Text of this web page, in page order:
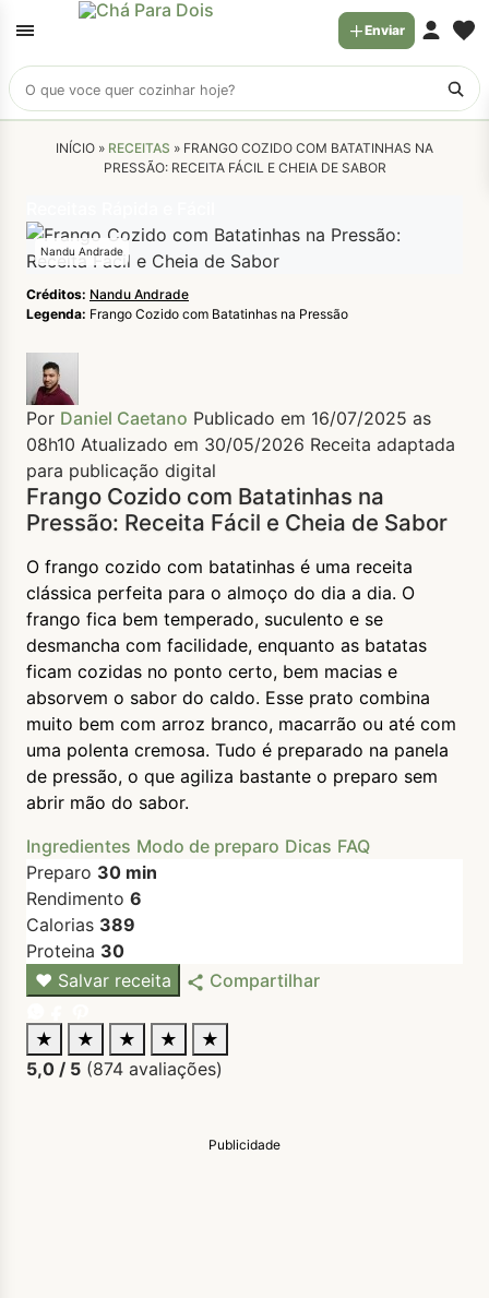
Buscar
receitas
Enviar
INÍCIO » RECEITAS » FRANGO COZIDO COM BATATINHAS NA
PRESSÃO: RECEITA FÁCIL E CHEIA DE SABOR
Nandu Andrade
Créditos: Nandu Andrade
Legenda: Frango Cozido com Batatinhas na Pressão
Por Daniel Caetano Publicado em 16/07/2025 as
08h10 Atualizado em 30/05/2026 Receita adaptada
para publicação digital
Frango Cozido com Batatinhas na
Pressão: Receita Fácil e Cheia de Sabor
O frango cozido com batatinhas é uma receita
clássica perfeita para o almoço do dia a dia. O
frango fica bem temperado, suculento e se
desmancha com facilidade, enquanto as batatas
ficam cozidas no ponto certo, bem macias e
absorvem o sabor do caldo. Esse prato combina
muito bem com arroz branco, macarrão ou até com
uma polenta cremosa. Tudo é preparado na panela
de pressão, o que agiliza bastante o preparo sem
abrir mão do sabor.
Ingredientes Modo de preparo Dicas FAQ
Preparo 30 min
Rendimento 6
Calorias 389
Proteina 30
♥ Salvar receita Compartilhar
★ ★ ★ ★
★
5,0 / 5 (874 avaliações)
Publicidade